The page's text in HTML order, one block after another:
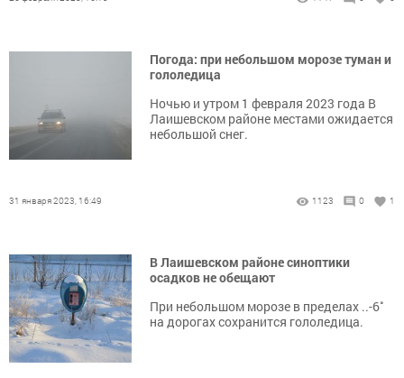
Погода: при небольшом морозе туман и
гололедица
Ночью и утром 1 февраля 2023 года В
Лаишевском районе местами ожидается
небольшой снег.
31 января 2023, 16:49 1123 0 1
В Лаишевском районе синоптики
осадков не обещают
При небольшом морозе в пределах ..-6˚
на дорогах сохранится гололедица.